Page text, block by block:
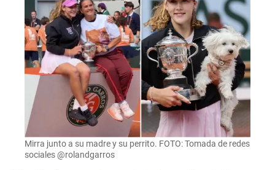
Mirra junto a su madre y su perrito. FOTO: Tomada de redes
sociales @rolandgarros